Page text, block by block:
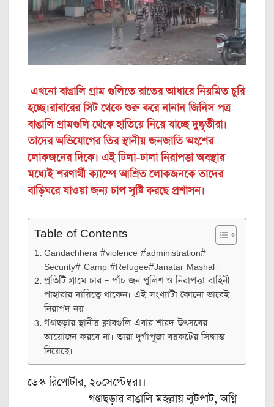
এখনো বাঙালি গ্রাম গুলিতে রাতের আধারে নিয়মিত চুরি
হচ্ছে।রাবারের সিট থেকে শুরু করে নানান জিনিস পত্র
বাঙালি গ্রামগুলি থেকে হাতিয়ে নিয়ে যাচ্ছে দুষ্কৃতীরা।
তাদের অভিযোগের তির স্থানীয় জনজাতি অংশের
লোকজনের দিকে। এই ঢিলা-ঢালা নিরাপত্তা অবস্থার
মধ্যেই শরণার্থী ক্যাম্পে আশ্রিত লোকজনকে তাদের
বাড়িঘরে যাওয়া জন্য চাপ সৃষ্টি করছে প্রশাসন।
Table of Contents
Gandachhera #violence #administration#
Security# Camp #Refugee#Janatar Mashal।
প্রতিটি গ্রামে চার – পাঁচ জন পুলিশ ও নিরাপত্তা বাহিনী
পাহারার দায়িত্বে থাকেন। এই সংখ্যাটা কোনো ভাবেই
নিরাপদ নয়।
গণ্ডাছড়ার স্থানীয় ক্লাবগুলি এবার শারদ উৎসবের
আয়োজন করবে না। তারা দুর্গাপূজা বয়কটের সিদ্ধান্ত
নিয়েছে।
ডেস্ক রিপোর্টার, ২০সেপ্টেম্বর।।
গণ্ডাছড়ার বাঙালি মহল্লায় লুটপাট, অগ্নি